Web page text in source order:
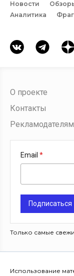
Новости
Аналитика
О проекте
Контакты
Рекламодателям
Email
Подписаться
Только самые
Использование